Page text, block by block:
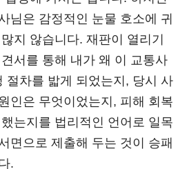
님은 감정적인 눈물 호소에 귀
지 않습니다. 재판이 열리기
서를 통해 내가 왜 이 교통사
절차를 밟게 되었는지, 당시 사
인은 무엇이었는지, 피해 회복
는지를 법리적인 언어로 일목
면으로 제출해 두는 것이 승패
.